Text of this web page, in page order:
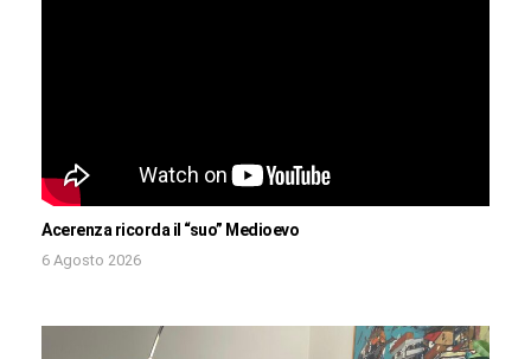
Acerenza ricorda il “suo” Medioevo
6 Agosto 2026